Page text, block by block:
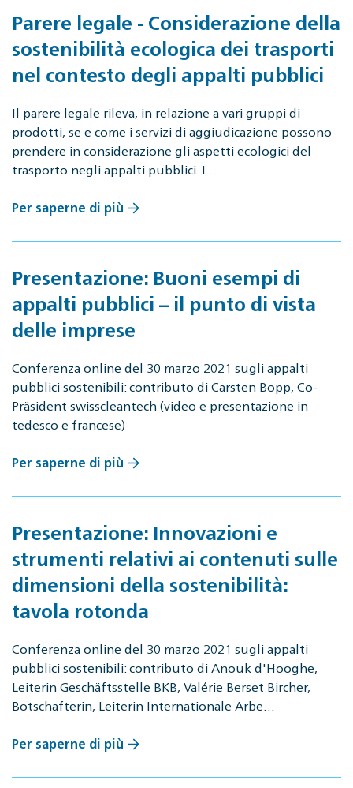
Parere legale - Considerazione della
sostenibilità ecologica dei trasporti
nel contesto degli appalti pubblici
Il parere legale rileva, in relazione a vari gruppi di
prodotti, se e come i servizi di aggiudicazione possono
prendere in considerazione gli aspetti ecologici del
trasporto negli appalti pubblici. I…
Per saperne di più
Presentazione: Buoni esempi di
appalti pubblici – il punto di vista
delle imprese
Conferenza online del 30 marzo 2021 sugli appalti
pubblici sostenibili: contributo di Carsten Bopp, Co-
Präsident swisscleantech (video e presentazione in
tedesco e francese)
Per saperne di più
Presentazione: Innovazioni e
strumenti relativi ai contenuti sulle
dimensioni della sostenibilità:
tavola rotonda
Conferenza online del 30 marzo 2021 sugli appalti
pubblici sostenibili: contributo di Anouk d'Hooghe,
Leiterin Geschäftsstelle BKB, Valérie Berset Bircher,
Botschafterin, Leiterin Internationale Arbe…
Per saperne di più